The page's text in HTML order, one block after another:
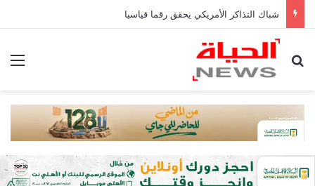
شباك التذاكر الأمريكي يحقق رقما قياسيا
بحث عن